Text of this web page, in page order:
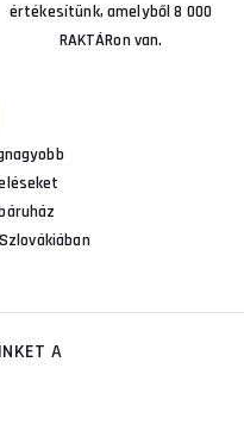
értékesítünk, amelyből 8 000
RAKTÁRon van.
A